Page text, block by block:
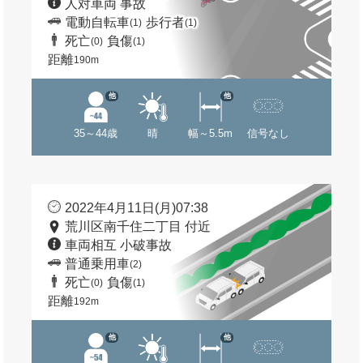
人対車両 事故
電動自転車(1) 歩行者(1)
死亡(0) 負傷(1)
距離190m
35～44歳
他
晴 幅～5.5m
他
信号なし
2022年4月11日(月)07:38
荒川区南千住二丁目 付近
車両相互 小破事故
普通乗用車(2)
死亡(0) 負傷(1)
距離192m
他 他